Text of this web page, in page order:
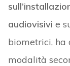
audiovisivi e
biometrici, ha
modalità